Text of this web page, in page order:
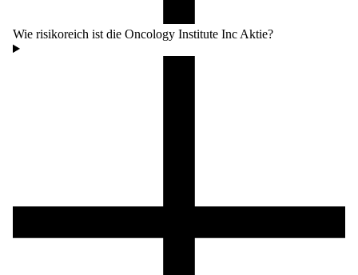
Wie risikoreich ist die Oncology Institute Inc Aktie?